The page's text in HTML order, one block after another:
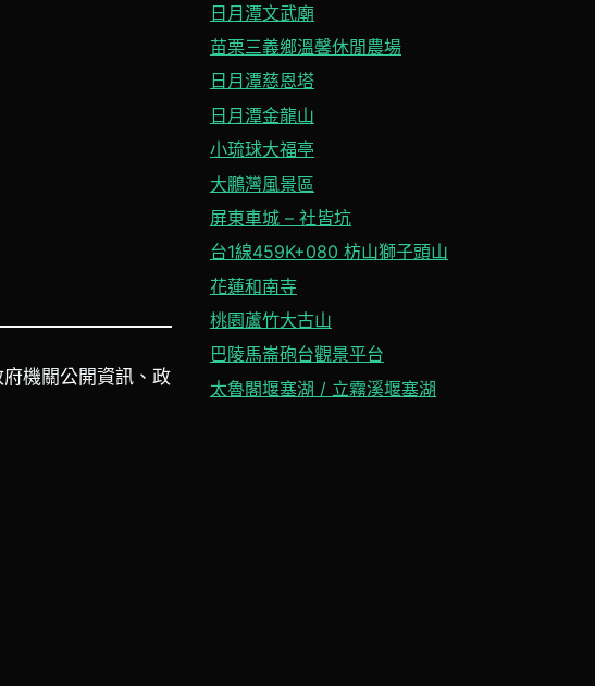
機關公開資訊、政
日月潭文武廟
苗栗三義鄉溫馨休閒農場
日月潭慈恩塔
日月潭金龍山
小琉球大福亭
大鵬灣風景區
屏東車城 – 社皆坑
台1線459K+080 枋山獅子頭山
花蓮和南寺
桃園蘆竹大古山
巴陵馬崙砲台觀景平台
太魯閣堰塞湖 / 立霧溪堰塞湖